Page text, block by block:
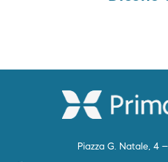
Piazza G. Natale, 4